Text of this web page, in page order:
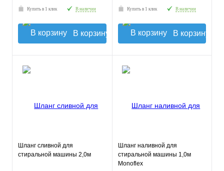
Купить в 1 клик В наличии
В корзину
Купить в 1 клик В наличии
В корзину
Шланг сливной для
стиральной машины 2,0м
Шланг наливной для
стиральной машины 1,0м
Monoflex